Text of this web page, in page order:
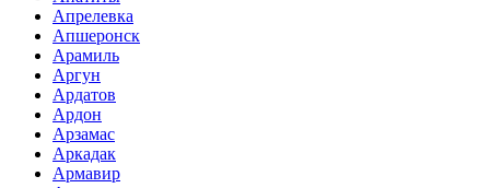
Апрелевка
Апшеронск
Арамиль
Аргун
Ардатов
Ардон
Арзамас
Аркадак
Армавир